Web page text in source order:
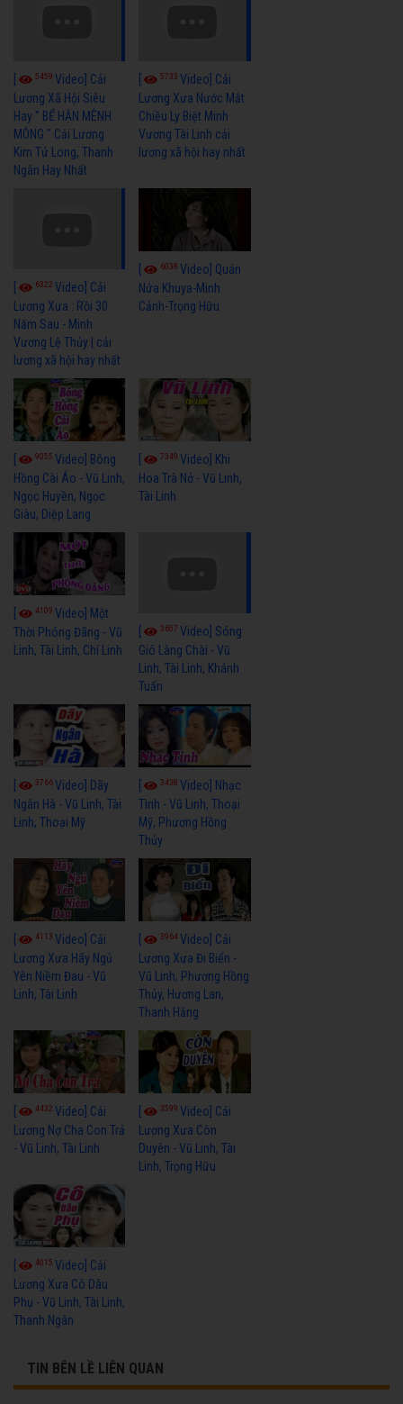
5459 Video] Cải
Lương Xã Hội Siêu
Hay " BỂ HẬN MÊNH
MÔNG " Cải Lương
Kim Tử Long, Thanh
Ngân Hay Nhất
5733Video] Cải
Lương Xưa Nước Mắt
Chiều Ly Biệt Minh
Vương Tài Linh cải
lương xã hội hay nhất
6322 Video] Cải
Lương Xưa : Rồi 30
Năm Sau - Minh
Vương Lệ Thủy | cải
lương xã hội hay nhất
6038Video] Quán
Nửa Khuya-Minh
Cảnh-Trọng Hữu
9055 Video] Bông
Hồng Cài Áo - Vũ Linh,
Ngọc Huyền, Ngọc
Giàu, Diệp Lang
7349Video] Khi
Hoa Trà Nở - Vũ Linh,
Tài Linh
4109 Video] Một
Thời Phóng Đãng - Vũ
Linh, Tài Linh, Chí Linh
3657Video] Sóng
Gió Làng Chài - Vũ
Linh, Tài Linh, Khánh
Tuấn
3766Video] Dãy
Ngân Hà - Vũ Linh, Tài
Linh, Thoại Mỹ
3438Video] Nhạc
Tình - Vũ Linh, Thoại
Mỹ, Phương Hồng
Thủy
4113 Video] Cải
Lương Xưa Hãy Ngủ
Yên Niềm Đau - Vũ
Linh, Tài Linh
3964Video] Cải
Lương Xưa Đi Biển -
Vũ Linh, Phương Hồng
Thủy, Hương Lan,
Thanh Hằng
4432 Video] Cải
Lương Nợ Cha Con Trả
- Vũ Linh, Tài Linh
3599Video] Cải
Lương Xưa Còn
Duyên - Vũ Linh, Tài
Linh, Trọng Hữu
[ 4015 Video] Cải
Lương Xưa Cô Dâu
Phụ - Vũ Linh, Tài Linh,
Thanh Ngân
TIN BÊN LỀ LIÊN QUAN